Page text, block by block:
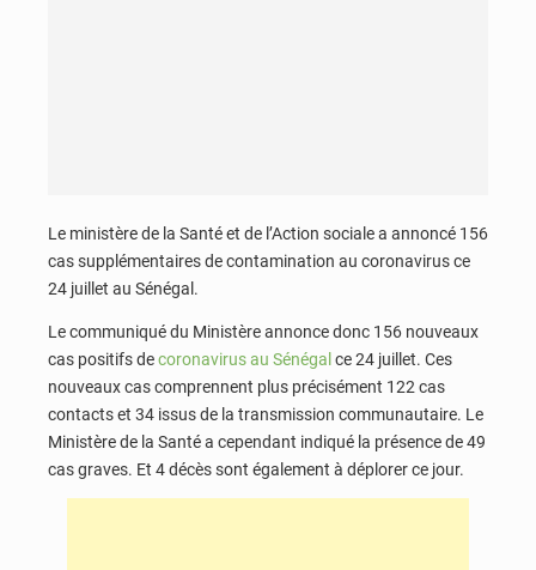
Le ministère de la Santé et de l’Action sociale a annoncé 156
cas supplémentaires de contamination au coronavirus ce
24 juillet au Sénégal.
Le communiqué du Ministère annonce donc 156 nouveaux
cas positifs decoronavirus au Sénégal ce 24 juillet. Ces
nouveaux cas comprennent plus précisément 122 cas
contacts et 34 issus de la transmission communautaire. Le
Ministère de la Santé a cependant indiqué la présence de 49
cas graves. Et 4 décès sont également à déplorer ce jour.